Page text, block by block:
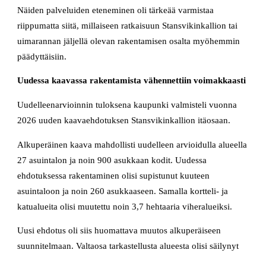
Näiden palveluiden eteneminen oli tärkeää varmistaa
riippumatta siitä, millaiseen ratkaisuun Stansvikinkallion tai
uimarannan jäljellä olevan rakentamisen osalta myöhemmin
päädyttäisiin.
Uudessa kaavassa rakentamista vähennettiin voimakkaasti
Uudelleenarvioinnin tuloksena kaupunki valmisteli vuonna
2026 uuden kaavaehdotuksen Stansvikinkallion itäosaan.
Alkuperäinen kaava mahdollisti uudelleen arvioidulla alueella
27 asuintalon ja noin 900 asukkaan kodit. Uudessa
ehdotuksessa rakentaminen olisi supistunut kuuteen
asuintaloon ja noin 260 asukkaaseen. Samalla kortteli- ja
katualueita olisi muutettu noin 3,7 hehtaaria viheralueiksi.
Uusi ehdotus oli siis huomattava muutos alkuperäiseen
suunnitelmaan. Valtaosa tarkastellusta alueesta olisi säilynyt